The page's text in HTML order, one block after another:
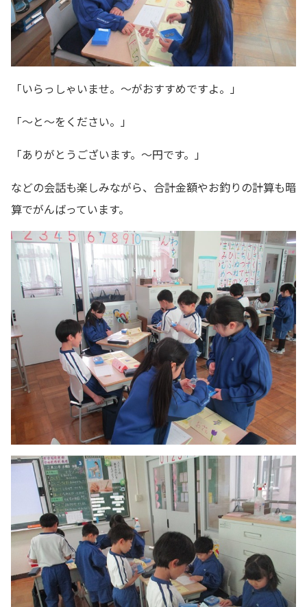
「いらっしゃいませ。～がおすすめですよ。」
「～と～をください。」
「ありがとうございます。～円です。」
などの会話も楽しみながら、合計金額やお釣りの計算も暗
算でがんばっています。